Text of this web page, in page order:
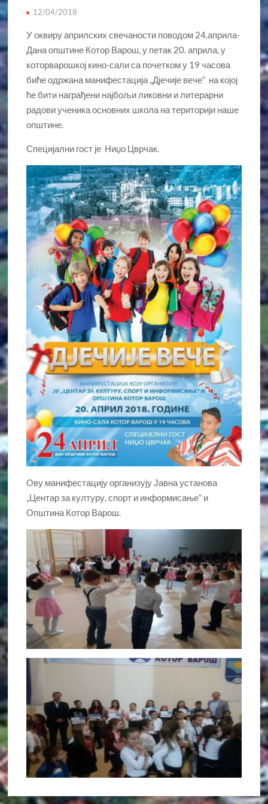
12/04/2018
У оквиру априлских свечаности поводом 24.априла-
Дана општине Котор Варош, у петак 20. априла, у
которварошкој кино-сали са почетком у 19 часова
биће одржана манифестација „Дјечије вече“ на којој
ће бити награђени најбољи ликовни и литерарни
радови ученика основних школа на територији наше
општине.
Специјални гост је Ниџо Цврчак.
Ову манифестацију организују Јавна установа
„Центар за културу, спорт и информисање“ и
Општина Котор Варош.